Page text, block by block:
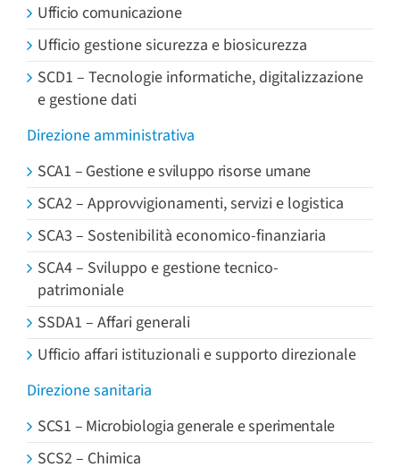
Ufficio comunicazione
Ufficio gestione sicurezza e biosicurezza
SCD1 – Tecnologie informatiche, digitalizzazione
e gestione dati
Direzione amministrativa
SCA1 – Gestione e sviluppo risorse umane
SCA2 – Approvvigionamenti, servizi e logistica
SCA3 – Sostenibilità economico-finanziaria
SCA4 – Sviluppo e gestione tecnico-
patrimoniale
SSDA1 – Affari generali
Ufficio affari istituzionali e supporto direzionale
Direzione sanitaria
SCS1 – Microbiologia generale e sperimentale
SCS2 – Chimica